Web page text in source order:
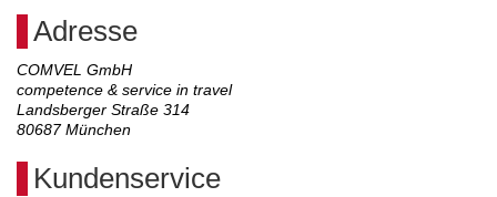
Adresse
COMVEL GmbH
competence & service in travel
Landsberger Straße 314
80687 München
Kundenservice